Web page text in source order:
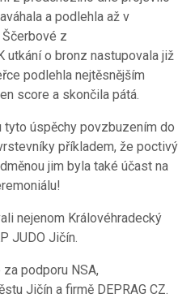
a podlehla až v
z
utkání o bronz nastupovala již
podlehla nejtěsnějším
score a skončila pátá.
tyto úspěchy povzbuzením do
příkladem, že poctivý
jim byla také účast na
nejenom Královéhradecký
JUDO Jičín.
podporu NSA,
Jičín a firmě DEPRAG CZ.